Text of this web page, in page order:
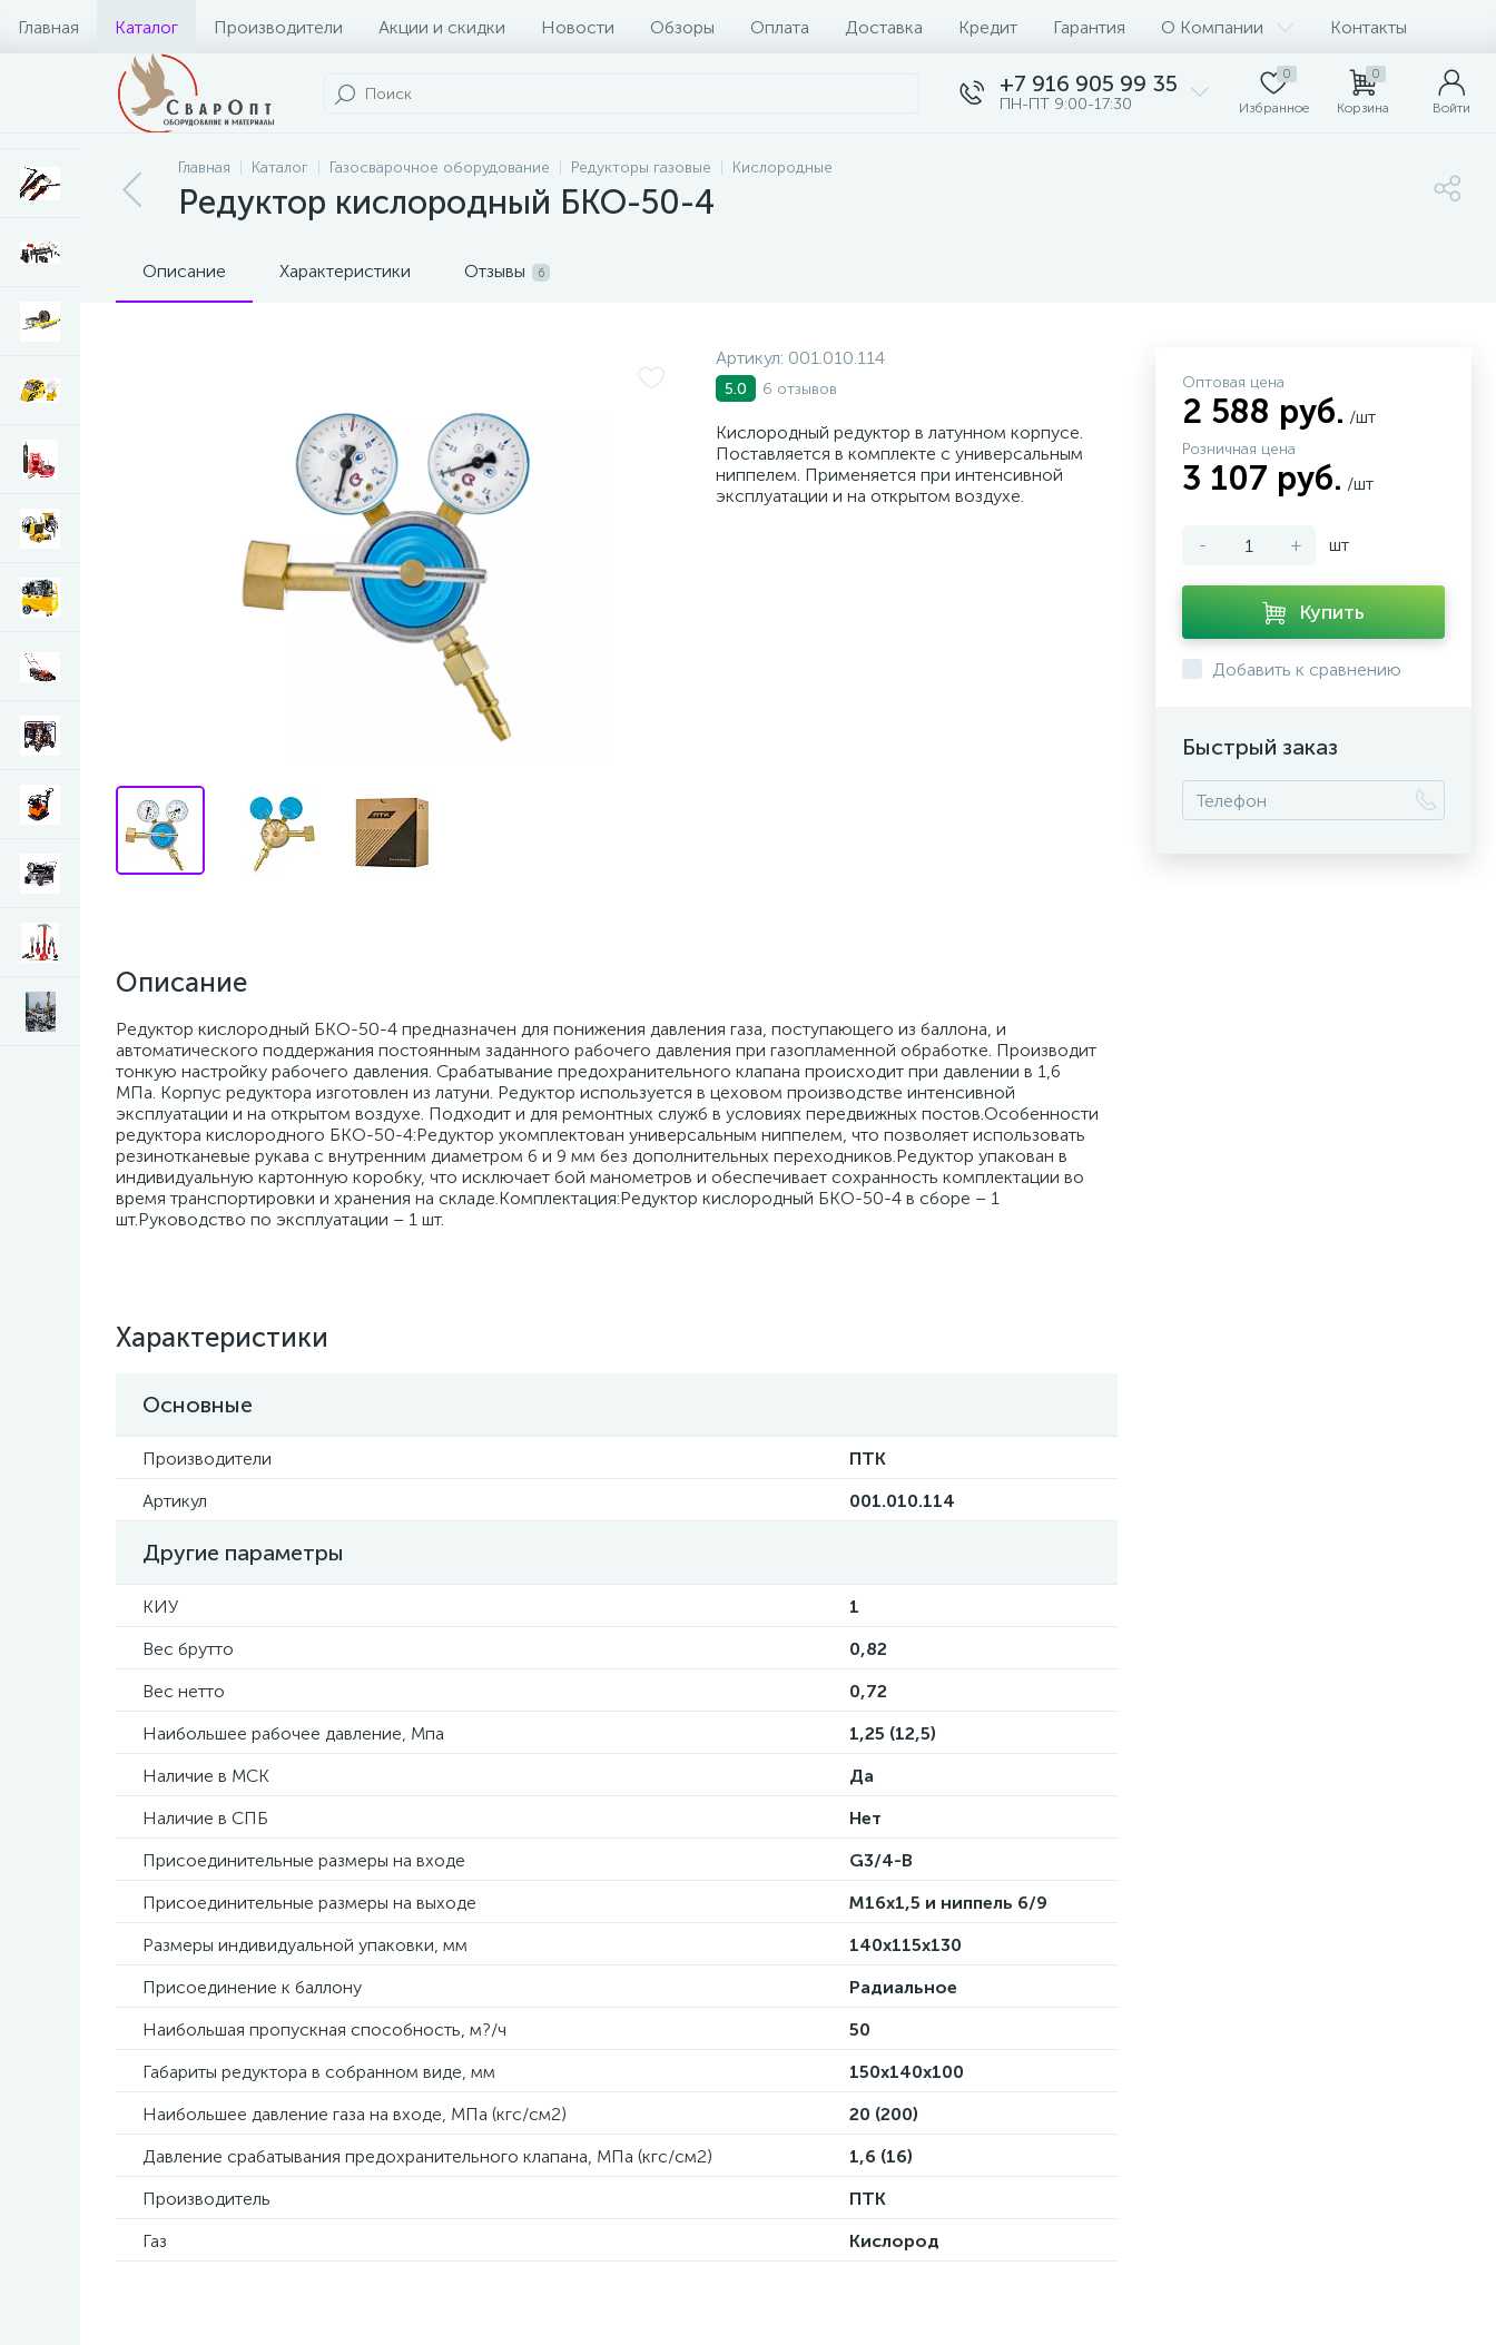
Главная Каталог Производители Акции и скидки Новости Обзоры Оплата Доставка Кредит Гарантия О Компании Контакты
+7 916 905 99 35
ПН-ПТ 9:00-17:30
0
Избранное
0
Корзина Войти
Главная Каталог Газосварочное оборудование Редукторы газовые Кислородные
Редуктор кислородный БКО-50-4
Описание Характеристики Отзывы 6
Артикул: 001.010.114
5.0 6 отзывов
Кислородный редуктор в латунном корпусе.
Поставляется в комплекте с универсальным
ниппелем. Применяется при интенсивной
эксплуатации и на открытом воздухе.
Описание
Редуктор кислородный БКО-50-4 предназначен для понижения давления газа, поступающего из баллона, и
автоматического поддержания постоянным заданного рабочего давления при газопламенной обработке. Производит
тонкую настройку рабочего давления. Срабатывание предохранительного клапана происходит при давлении в 1,6
МПа. Корпус редуктора изготовлен из латуни. Редуктор используется в цеховом производстве интенсивной
эксплуатации и на открытом воздухе. Подходит и для ремонтных служб в условиях передвижных постов.Особенности
редуктора кислородного БКО-50-4:Редуктор укомплектован универсальным ниппелем, что позволяет использовать
резинотканевые рукава с внутренним диаметром 6 и 9 мм без дополнительных переходников.Редуктор упакован в
индивидуальную картонную коробку, что исключает бой манометров и обеспечивает сохранность комплектации во
время транспортировки и хранения на складе.Комплектация:Редуктор кислородный БКО-50-4 в сборе – 1
шт.Руководство по эксплуатации – 1 шт.
Характеристики
Основные
Производители
ПТК
Артикул
001.010.114
Другие параметры
КИУ
1
Вес брутто
0,82
Вес нетто
0,72
Наибольшее рабочее давление, Мпа
1,25 (12,5)
Наличие в МСК
Да
Наличие в СПБ
Нет
Присоединительные размеры на входе
G3/4-B
Присоединительные размеры на выходе
M16х1,5 и ниппель 6/9
Размеры индивидуальной упаковки, мм
140х115х130
Присоединение к баллону
Радиальное
Наибольшая пропускная способность, м?/ч
50
Габариты редуктора в собранном виде, мм
150х140х100
Наибольшее давление газа на входе, МПа (кгс/см2)
20 (200)
Давление срабатывания предохранительного клапана, МПа (кгс/см2)
1,6 (16)
Производитель
ПТК
Газ
Кислород
Оптовая цена
2 588 руб. /шт
Розничная цена
3 107 руб. /шт
- + шт
Купить
Добавить к сравнению
Быстрый заказ